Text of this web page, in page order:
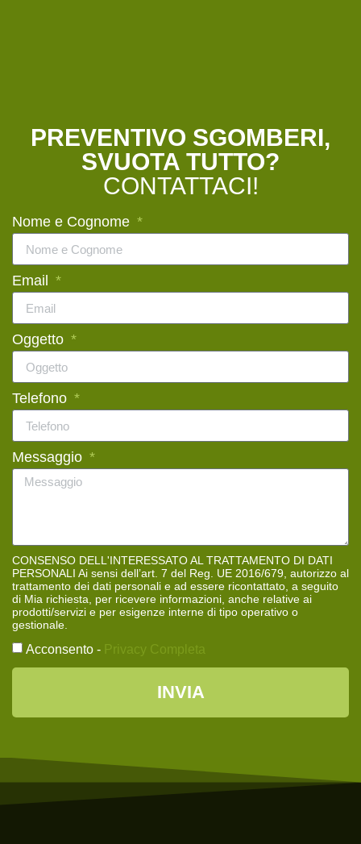
PREVENTIVO SGOMBERI,
SVUOTA TUTTO?
CONTATTACI!
Nome e Cognome
Email
Oggetto
Telefono
Messaggio
CONSENSO DELL'INTERESSATO AL TRATTAMENTO DI DATI
PERSONALI Ai sensi dell’art. 7 del Reg. UE 2016/679, autorizzo al
trattamento dei dati personali e ad essere ricontattato, a seguito
di Mia richiesta, per ricevere informazioni, anche relative ai
prodotti/servizi e per esigenze interne di tipo operativo o
gestionale.
Acconsento - Privacy Completa
INVIA